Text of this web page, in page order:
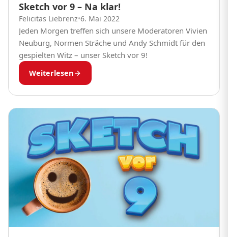
Sketch vor 9 – Na klar!
Felicitas Liebrenz•6. Mai 2022
Jeden Morgen treffen sich unsere Moderatoren Vivien
Neuburg, Normen Sträche und Andy Schmidt für den
gespielten Witz – unser Sketch vor 9!
Weiterlesen